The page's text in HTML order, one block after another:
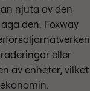
njuta av den
den. Foxway
eller
av enheter, vilket